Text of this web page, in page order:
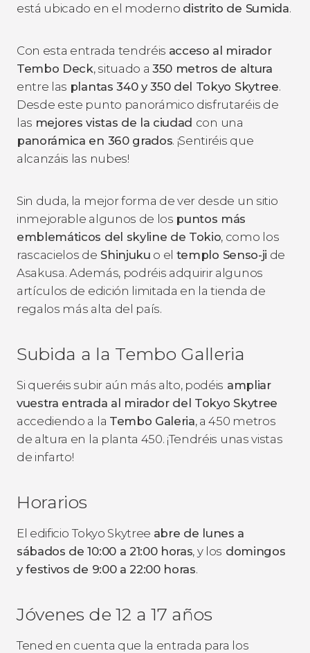
está ubicado en el moderno distrito de Sumida.
Con esta entrada tendréis acceso al mirador
Tembo Deck, situado a 350 metros de altura
entre las plantas 340 y 350 del Tokyo Skytree.
Desde este punto panorámico disfrutaréis de
las mejores vistas de la ciudad con una
panorámica en 360 grados. ¡Sentiréis que
alcanzáis las nubes!
Sin duda, la mejor forma de ver desde un sitio
inmejorable algunos de los puntos más
emblemáticos del skyline de Tokio, como los
rascacielos de Shinjuku o el templo Senso-ji de
Asakusa. Además, podréis adquirir algunos
artículos de edición limitada en la tienda de
regalos más alta del país.
Subida a la Tembo Galleria
Si queréis subir aún más alto, podéis ampliar
vuestra entrada al mirador del Tokyo Skytree
accediendo a la Tembo Galeria, a 450 metros
de altura en la planta 450. ¡Tendréis unas vistas
de infarto!
Horarios
El edificio Tokyo Skytree abre de lunes a
sábados de 10:00 a 21:00 horas, y los domingos
y festivos de 9:00 a 22:00 horas.
Jóvenes de 12 a 17 años
Tened en cuenta que la entrada para los